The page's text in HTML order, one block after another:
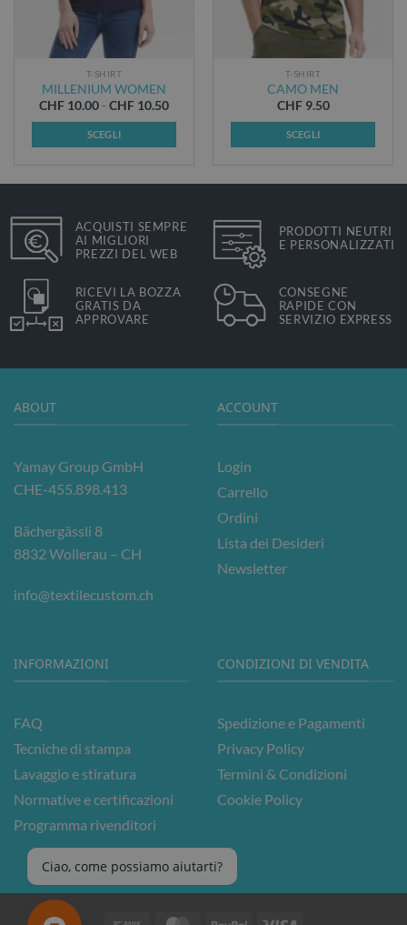
T-SHIRT
MILLENIUM WOMEN
CHF 10.00 - CHF 10.50Fascia
CHF 10.00
SCEGLI
varianti.
Le
possono
essere
scelte
pagina
T-SHIRT
CAMO MEN
CHF9.50
SCEGLI
varianti.
Le
possono
essere
scelte
pagina
ACQUISTI SEMPRE
AI MIGLIORI
PREZZI DEL WEB
PRODOTTI NEUTRI
E PERSONALIZZATI
RICEVI LA BOZZA
GRATIS DA
APPROVARE
CONSEGNE
RAPIDE CON
SERVIZIO EXPRESS
ABOUT
Yamay Group GmbH
CHE-455.898.413
Bächergässli 8
8832 Wollerau – CH
info@textilecustom.ch
ACCOUNT
Login
Carrello
Ordini
Lista dei Desideri
Newsletter
INFORMAZIONI
FAQ
Tecniche di stampa
Lavaggio e stiratura
Normative e certificazioni
Programma rivenditori
CONDIZIONI DI VENDITA
Spedizione e Pagamenti
Privacy Policy
Termini & Condizioni
Cookie Policy